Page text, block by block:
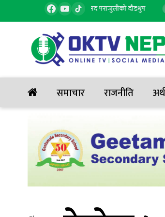
राजमार्ग खुलाउन सांसद पराजुलीको दौडधुप
समाचार राजनीति